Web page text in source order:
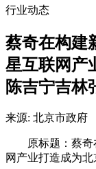
行业动态
蔡奇在构建
星互联网产
陈吉宁吉林
来源: 北京市政府
原标题：蔡奇
网产业打造成为